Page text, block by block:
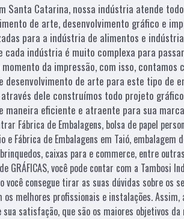
Santa Catarina, nossa indústria atende
de arte, desenvolvimento gráfico e
para a indústria de alimentos e
cada indústria é muito complexa para
da impressão, com isso, contamos
desenvolvimento de arte para este tipo de
dele construímos todo projeto
maneira eficiente e atraente para sua
Fábrica de Embalagens, bolsa de papel
e Fábrica de Embalagens em Taió, embalagem
caixas para e commerce, entre
GRÁFICAS, você pode contar com a Tambosi
você consegue tirar as suas dúvidas sobre os
os melhores profissionais e instalações. Assim,
sua satisfação, que são os maiores objetivos da